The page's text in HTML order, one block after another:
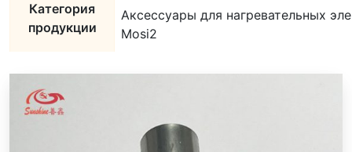
Категория
продукции
Аксессуары для нагревательных
Mosi2